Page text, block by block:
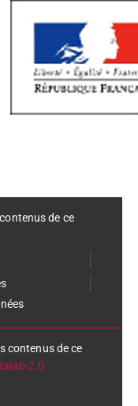
de ce
contenus de ce
2.0